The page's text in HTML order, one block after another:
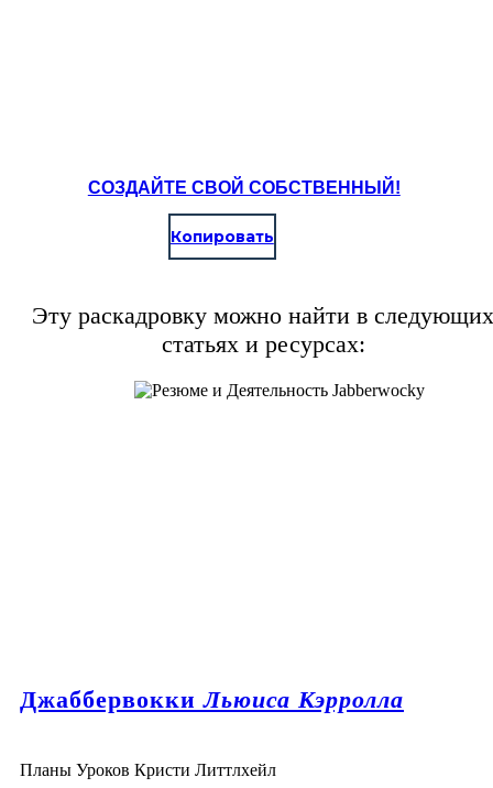
СОЗДАЙТЕ СВОЙ СОБСТВЕННЫЙ!
Копировать
Эту раскадровку можно найти в следующих
статьях и ресурсах:
ДжаббервоккиЛьюиса Кэрролла
Планы Уроков Кристи Литтлхейл